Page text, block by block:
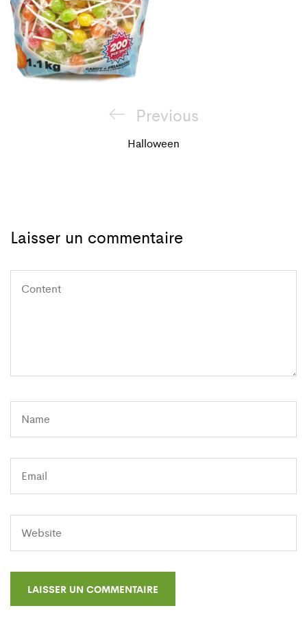
NavigationPrevious
Post
Previous
Halloween
Laisser un commentaire